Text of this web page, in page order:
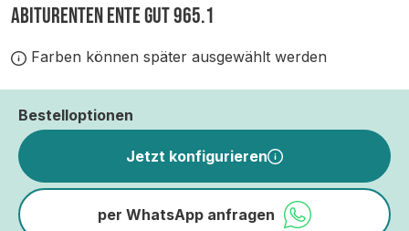
ABITURENTEN ENTE GUT 965.1
Farben können später ausgewählt werden
Bestelloptionen
Jetzt konfigurieren
per WhatsApp anfragen